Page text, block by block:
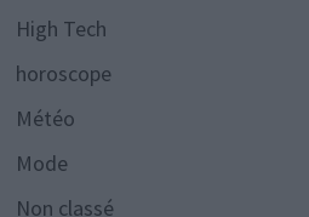
High Tech
horoscope
Météo
Mode
Non classé